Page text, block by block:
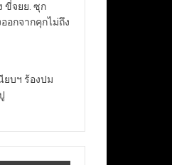
ขี่จยย. ซุก
อกจากคุกไม่ถึง
ยบฯ ร้องปม